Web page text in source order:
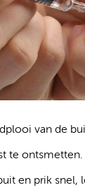
van de
te ontsmetten.
en prik snel,